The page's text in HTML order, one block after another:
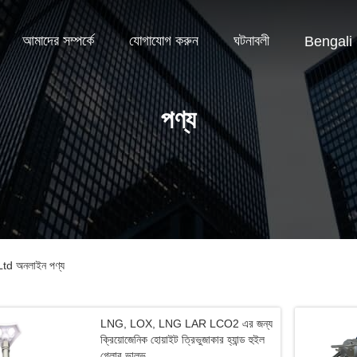
আমাদের সম্পর্কে যোগাযোগ করুন ঘটনাবলী Bengali
পণ্য
অনলাইন পণ্য
LNG, LOX, LNG LAR LCO2 এর জন্য
ক্রিয়োজেনিক হোয়াইট ত্রিভুজাকার হ্যান্ড হুইল